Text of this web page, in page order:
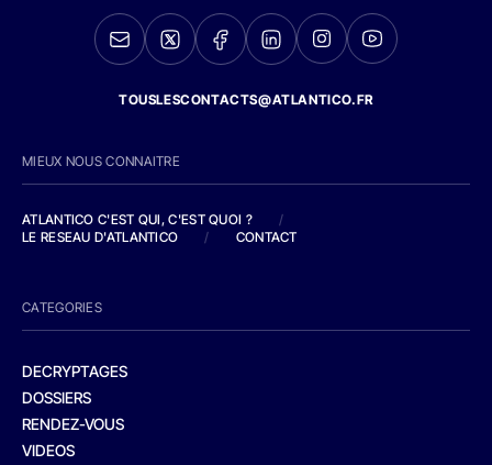
TOUSLESCONTACTS@ATLANTICO.FR
MIEUX NOUS CONNAITRE
ATLANTICO C'EST QUI, C'EST QUOI ?
/
LE RESEAU D'ATLANTICO
/ CONTACT
CATEGORIES
DECRYPTAGES
DOSSIERS
RENDEZ-VOUS
VIDEOS